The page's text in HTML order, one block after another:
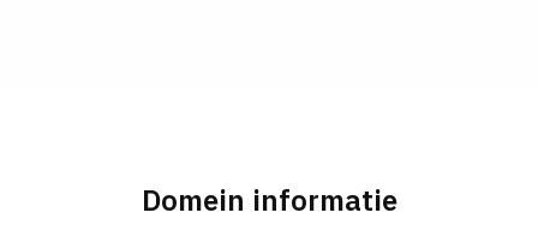
Domein informatie